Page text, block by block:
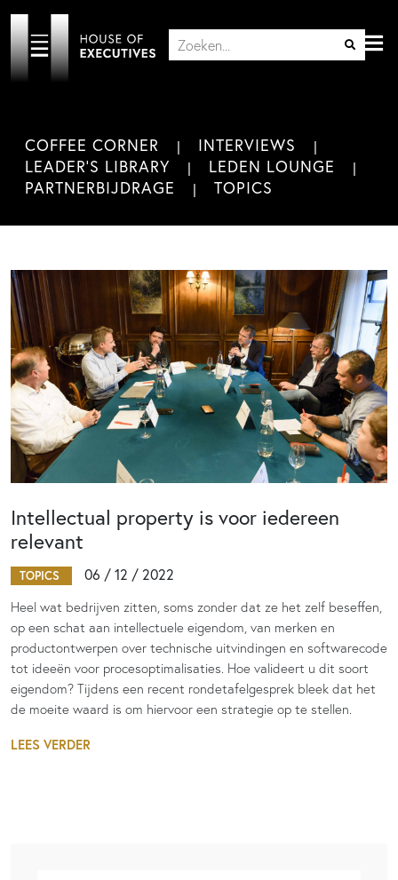
COFFEE CORNER
INTERVIEWS
LEADER'S LIBRARY
LEDEN LOUNGE
PARTNERBIJDRAGE
TOPICS
Intellectual property is voor iedereen
relevant
TOPICS 06 / 12 / 2022
Heel wat bedrijven zitten, soms zonder dat ze het zelf beseffen,
op een schat aan intellectuele eigendom, van merken en
productontwerpen over technische uitvindingen en softwarecode
tot ideeën voor procesoptimalisaties. Hoe valideert u dit soort
eigendom? Tijdens een recent rondetafelgesprek bleek dat het
de moeite waard is om hiervoor een strategie op te stellen.
LEES VERDER